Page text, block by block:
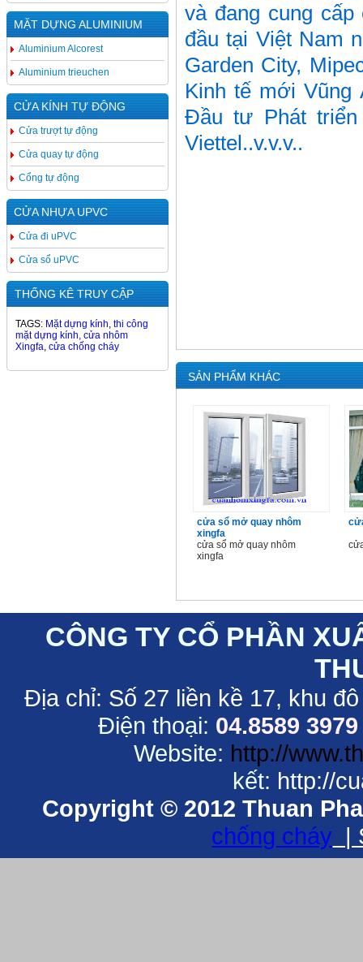
MẶT DỰNG ALUMINIUM
Aluminium Alcorest
Aluminium trieuchen
CỬA KÍNH TỰ ĐỘNG
Cửa trượt tự động
Cửa quay tự động
Cổng tự động
CỬA NHỰA UPVC
Cửa đi uPVC
Cửa sổ uPVC
THỐNG KÊ TRUY CẬP
TAGS: Mặt dựng kính, thi công
mặt dựng kính, cửa nhôm
Xingfa, cửa chống cháy
và đang cung
đầu tại Việt Nam
Garden City,
Kinh tế mới Vũng
Đầu tư Phát triển
Viettel..v.v.v..
SẢN PHẨM KHÁC
cửa sổ mở quay nhôm
xingfa
cửa sổ mở quay nhôm
xingfa
CÔNG TY CỔ PHẦN
Địa chỉ: Số 27 liền kề 17, khu
Điện thoại: 04.8589 3979
Website: http://
kết: http://
Copyright © 2012 Thuan
chống cháy |